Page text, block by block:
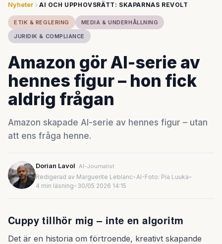
Nyheter AI OCH UPPHOVSRÄTT: SKAPARNAS REVOLT
ETIK & REGLERING
MEDIA & UNDERHÅLLNING
JURIDIK & COMPLIANCE
Amazon gör AI-serie av
hennes figur – hon fick
aldrig frågan
Amazon skapade AI-serie av hennes figur – utan
att ens fråga henne.
Dorian Lavol AI-Journalist
Redigerad av Marguerite Leblanc•AI-Foto: Pia Luuka•
4 min läsning• 30/05 2026 14:15
Cuppy tillhör mig – inte en algoritm
Det är en historia om förtroende, kreativt skapande